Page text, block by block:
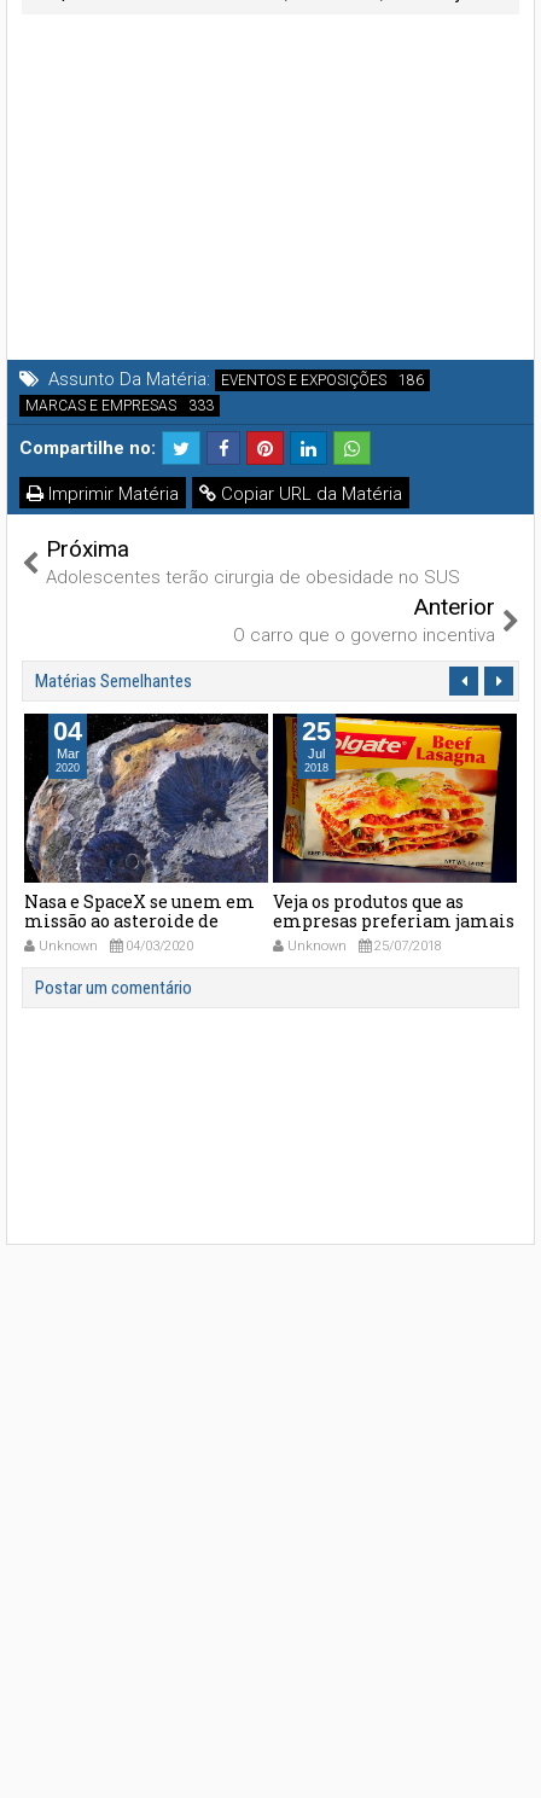
Assunto Da Matéria:
EVENTOS E EXPOSIÇÕES
MARCAS E EMPRESAS
Compartilhe no:
Copiar URL da Matéria
Imprimir Matéria
Próxima
Adolescentes terão cirurgia de obesidade no SUS
Anterior
O carro que o governo incentiva
Matérias Semelhantes
25
Jul
2018
Veja os produtos que as
empresas preferiam jamais
ter tirado o projeto do papel
Unknown 25/07/2018
04
Mai
2018
Google prepara novo rival
para o WhatsApp
Unknown 04/05/2018
Postar um comentário